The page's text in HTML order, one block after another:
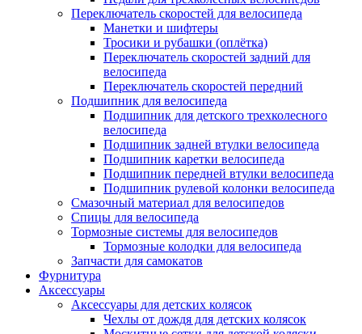
Переключатель скоростей для велосипеда
Манетки и шифтеры
Тросики и рубашки (оплётка)
Переключатель скоростей задний для
велосипеда
Переключатель скоростей передний
Подшипник для велосипеда
Подшипник для детского трехколесного
велосипеда
Подшипник задней втулки велосипеда
Подшипник каретки велосипеда
Подшипник передней втулки велосипеда
Подшипник рулевой колонки велосипеда
Смазочный материал для велосипедов
Спицы для велосипеда
Тормозные системы для велосипедов
Тормозные колодки для велосипеда
Запчасти для самокатов
Фурнитура
Аксессуары
Аксессуары для детских колясок
Чехлы от дождя для детских колясок